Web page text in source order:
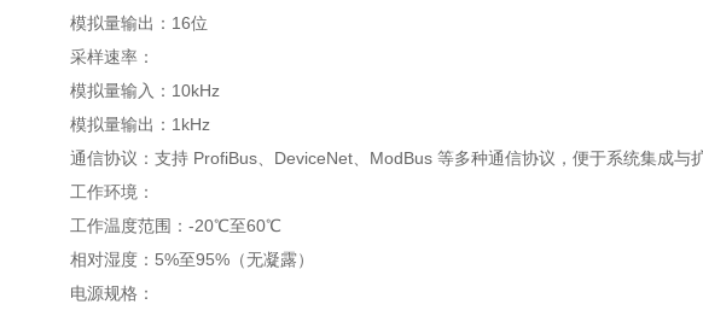
模拟量输出：16位
采样速率：
模拟量输入：10kHz
模拟量输出：1kHz
通信协议：支持 ProfiBus、DeviceNet、ModBus 等多种通信协议，便于系统集成与
工作环境：
工作温度范围：-20℃至60℃
相对湿度：5%至95%（无凝露）
电源规格：